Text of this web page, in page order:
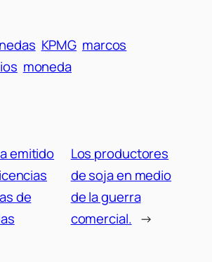
KPMG marcos
moneda
emitido
de
Los productores
de soja en medio
de la guerra
comercial. →